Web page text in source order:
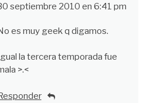
septiembre 2010 en 6:41 pm
es muy geek q digamos.
Igual la tercera temporada fue
>.<